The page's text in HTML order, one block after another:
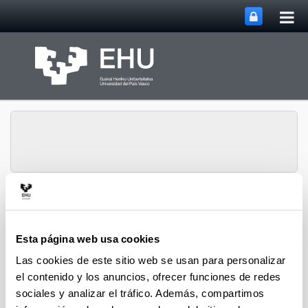
Esta página web usa cookies
Las cookies de este sitio web se usan para personalizar
el contenido y los anuncios, ofrecer funciones de redes
sociales y analizar el tráfico. Además, compartimos
Departamento de
Medio Ambiente
Tesis Doctorales (2022)